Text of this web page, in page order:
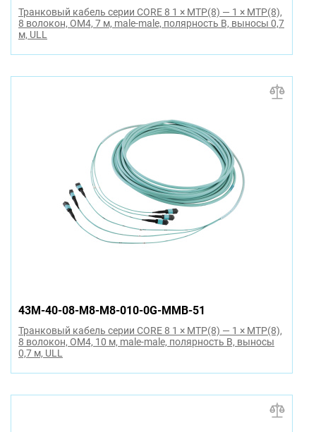
Транковый кабель серии CORE 8 1 × MTP(8) — 1 × MTP(8),
8 волокон, OM4, 7 м, male-male, полярность B, выносы 0,7
м, ULL
43M-40-08-M8-M8-010-0G-MMB-51
Транковый кабель серии CORE 8 1 × MTP(8) — 1 × MTP(8),
8 волокон, OM4, 10 м, male-male, полярность B, выносы
0,7 м, ULL